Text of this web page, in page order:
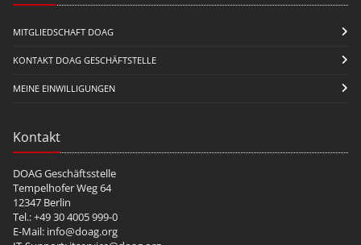
MITGLIEDSCHAFT DOAG
KONTAKT DOAG GESCHÄFTSTELLE
MEINE EINWILLIGUNGEN
Kontakt
DOAG Geschäftsstelle
Tempelhofer Weg 64
12347 Berlin
Tel.: +49 30 4005 999-0
E-Mail: info@doag.org